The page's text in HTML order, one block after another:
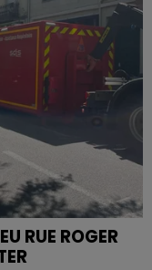
RUE ROGER